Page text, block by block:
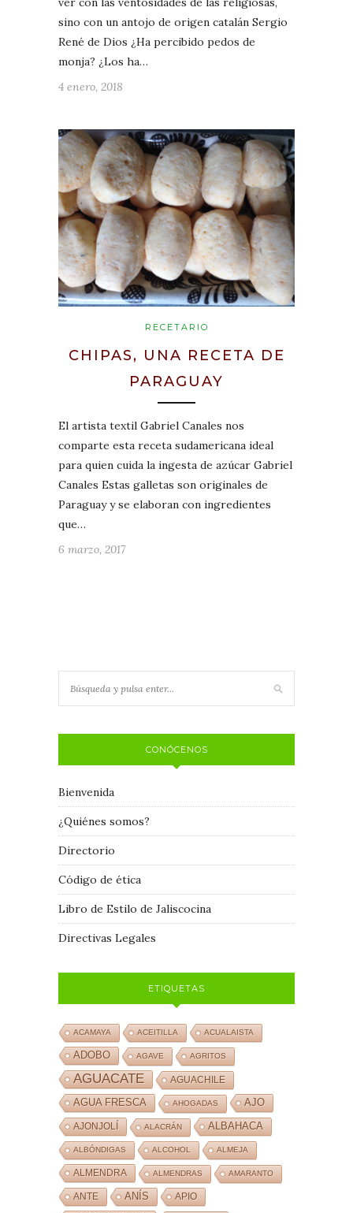
sino con un antojo de origen catalán Sergio
René de Dios ¿Ha percibido pedos de
monja? ¿Los ha…
4 enero, 2018
RECETARIO
CHIPAS, UNA RECETA DE
PARAGUAY
El artista textil Gabriel Canales nos
comparte esta receta sudamericana ideal
para quien cuida la ingesta de azúcar Gabriel
Canales Estas galletas son originales de
Paraguay y se elaboran con ingredientes
que…
6 marzo, 2017
CONÓCENOS
Bienvenida
¿Quiénes somos?
Directorio
Código de ética
Libro de Estilo de Jaliscocina
Directivas Legales
ETIQUETAS
ACAMAYA ACEITILLA ACUALAISTA
ADOBO AGAVE AGRITOS
AGUACATE AGUACHILE
AGUA FRESCA AHOGADAS AJO
AJONJOLÍ ALACRÁN ALBAHACA
ALBÓNDIGAS ALCOHOL ALMEJA
ALMENDRA ALMENDRAS AMARANTO
ANTE ANÍS APIO